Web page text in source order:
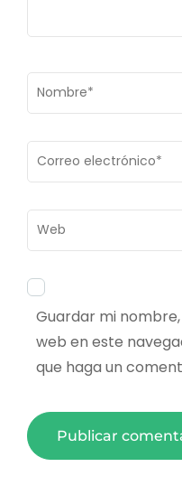
Nombre*
Correo
electrónico*
Web
Guardar mi
web en este
que haga un